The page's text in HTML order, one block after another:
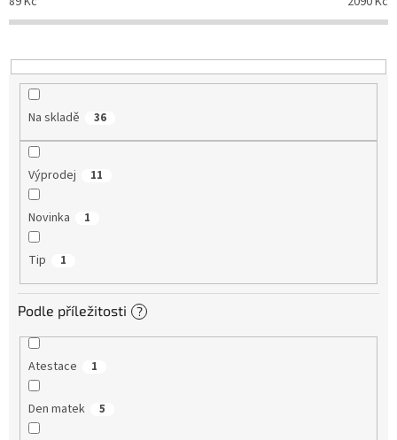
u
t
ů
Na skladě 36
Výprodej 11
Novinka 1
Tip 1
Podle příležitosti ?
Atestace 1
Den matek 5